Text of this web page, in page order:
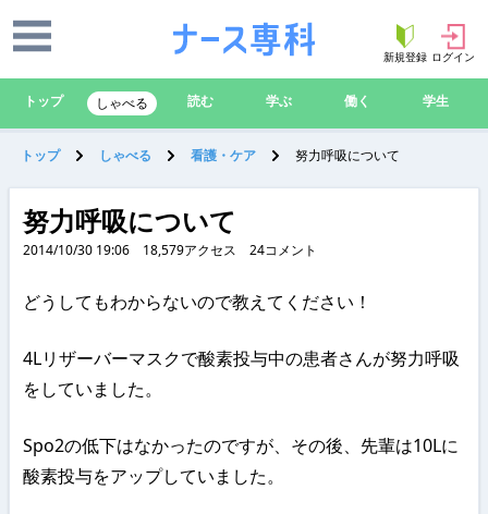
新規登録 ログイン
トップ しゃべる 読む 学ぶ 働く 学生
トップ しゃべる 看護・ケア 努力呼吸について
努力呼吸について
2014/10/30 19:06 18,579アクセス 24コメント
どうしてもわからないので教えてください！
4Lリザーバーマスクで酸素投与中の患者さんが努力呼吸
をしていました。
Spo2の低下はなかったのですが、その後、先輩は10Lに
酸素投与をアップしていました。